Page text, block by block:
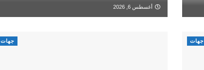
أغسطس 6, 2026
جهات جهات